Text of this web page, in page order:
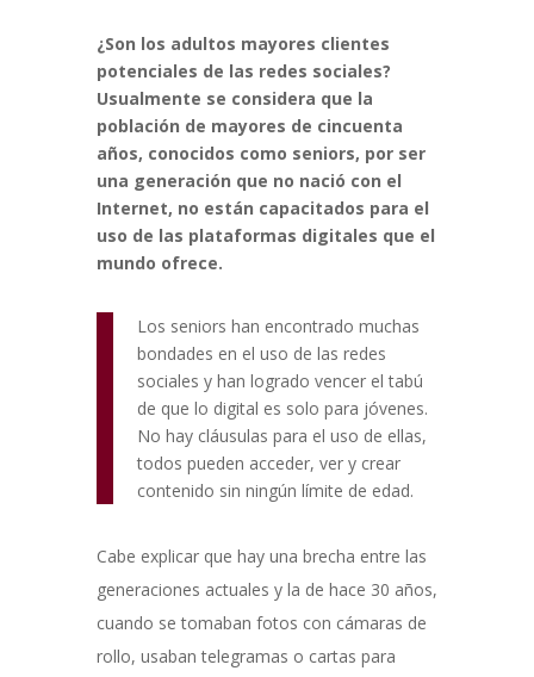
¿Son los adultos mayores clientes
potenciales de las redes sociales?
Usualmente se considera que la
población de mayores de cincuenta
años, conocidos como seniors, por ser
una generación que no nació con el
Internet, no están capacitados para el
uso de las plataformas digitales que el
mundo ofrece.
Los seniors han encontrado muchas
bondades en el uso de las redes
sociales y han logrado vencer el tabú
de que lo digital es solo para jóvenes.
No hay cláusulas para el uso de ellas,
todos pueden acceder, ver y crear
contenido sin ningún límite de edad.
Cabe explicar que hay una brecha entre las
generaciones actuales y la de hace 30 años,
cuando se tomaban fotos con cámaras de
rollo, usaban telegramas o cartas para